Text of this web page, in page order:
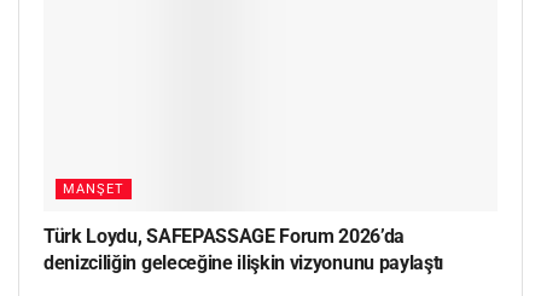
MANŞET
Türk Loydu, SAFEPASSAGE Forum 2026’da
denizciliğin geleceğine ilişkin vizyonunu paylaştı